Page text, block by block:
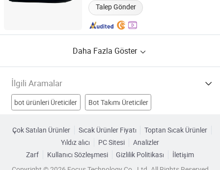
Talep Gönder
Daha Fazla Göster
İlgili Aramalar
bot ürünleri Üreticiler Bot Takımı Üreticiler
plastik bot Fabrikalar Küçük Bot Fabrikalar
Çok Satılan Ürünler Sıcak Ürünler Fiyatı
Toptan Sıcak Ürünler
Yıldız alıcı
PC Sitesi
Analizler
Zarf
Kullanıcı Sözleşmesi Gizlilik Politikası
İletişim